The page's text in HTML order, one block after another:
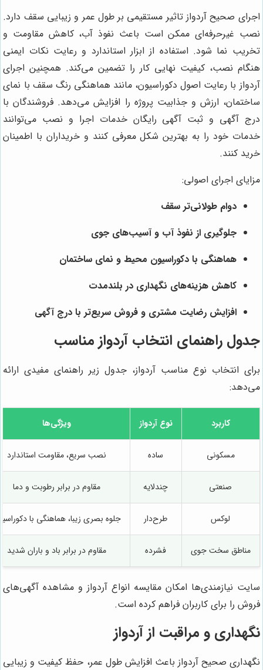
اجرای صحیح آردواز تاثیر مستقیمی بر طول عمر و زیبایی سقف دارد.
نصب غیرحرفه‌ای ممکن است باعث نفوذ آب، کاهش مقاومت و
تخریب نما شود. استفاده از ابزار استاندارد و رعایت نکات ایمنی
هنگام نصب، کیفیت نهایی کار را تضمین می‌کند. همچنین اجرای
آردواز با رعایت اصول دکوراسیون، مانند هماهنگی رنگ سقف با نمای
ساختمان، ارزش و جذابیت پروژه را افزایش می‌دهد. فروشندگان با
درج آگهی و ثبت آگهی رایگان خدمات اجرا و نصب می‌توانند
خدمات خود را به بهترین شکل معرفی کنند و خریداران با اطمینان
خرید کنند.
مزایای اجرای اصولی:
دوام طولانی‌تر سقف
جلوگیری از نفوذ آب و آسیب‌های جوی
هماهنگی با دکوراسیون محیط و نمای ساختمان
کاهش هزینه‌های نگهداری در بلندمدت
افزایش رضایت مشتری و فروش سریع‌تر با درج آگهی
جدول راهنمای انتخاب آردواز مناسب
برای انتخاب نوع مناسب آردواز، جدول زیر راهنمای مفیدی ارائه
می‌دهد:
کاربرد نوع آردواز ویژگی‌ها
مسکونی ساده نصب سریع، مقاومت استاندارد
صنعتی چندلایه مقاوم در برابر رطوبت و دما
لوکس طرح‌دار جلوه بصری زیبا، هماهنگی با
مناطق سخت جوی فشرده مقاوم در برابر باد و باران شدید
سایت نیازمندی‌ها امکان مقایسه انواع آردواز و مشاهده آگهی‌های
فروش را برای کاربران فراهم کرده است.
نگهداری و مراقبت از آردواز
نگهداری صحیح آردواز باعث افزایش طول عمر، حفظ کیفیت و زیبایی